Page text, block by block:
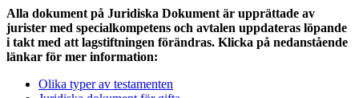
Alla dokument på Juridiska Dokument är upprättade av
jurister med specialkompetens och avtalen uppdateras löpande
i takt med att lagstiftningen förändras. Klicka på nedanstående
länkar för mer information:
Olika typer av testamenten